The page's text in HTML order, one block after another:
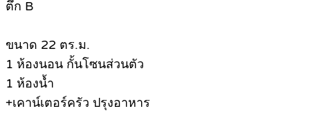
ตึก B
ขนาด 22 ตร.ม.
1 ห้องนอน กั้นโซนส่วนตัว
1 ห้องน้ำ
+เคาน์เตอร์ครัว ปรุงอาหาร